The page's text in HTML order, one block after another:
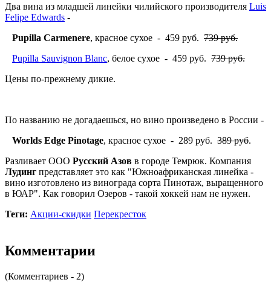
Два вина из младшей линейки чилийского производителя Luis
Felipe Edwards -
Pupilla Carmenere, красное сухое - 459 руб. 739 руб.
Pupilla Sauvignon Blanc, белое сухое - 459 руб. 739 руб.
Цены по-прежнему дикие.
По названию не догадаешься, но вино произведено в России -
Worlds Edge Pinotage, красное сухое - 289 руб. 389 руб.
Разливает ООО Русский Азов в городе Темрюк. Компания
Лудинг представляет это как "Южноафриканская линейка -
вино изготовлено из винограда сорта Пинотаж, выращенного
в ЮАР". Как говорил Озеров - такой хоккей нам не нужен.
Теги: Акции-скидки Перекресток
Комментарии
(Комментариев - 2)